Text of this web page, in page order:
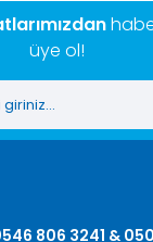
üye ol!
806 3241 &